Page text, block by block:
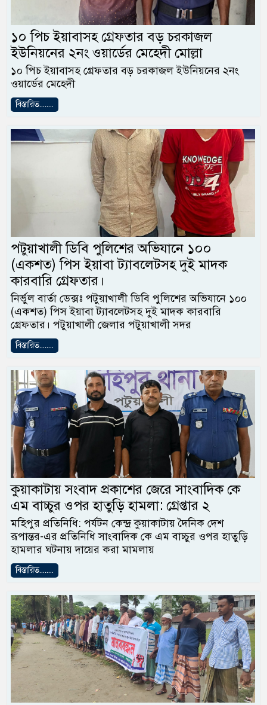
১০ পিচ ইয়াবাসহ গ্রেফতার বড় চরকাজল
ইউনিয়নের ২নং ওয়ার্ডের মেহেদী মোল্লা
১০ পিচ ইয়াবাসহ গ্রেফতার বড় চরকাজল ইউনিয়নের ২নং
ওয়ার্ডের মেহেদী
বিস্তারিত........
পটুয়াখালী ডিবি পুলিশের অভিযানে ১০০
(একশত) পিস ইয়াবা ট্যাবলেটসহ দুই মাদক
কারবারি গ্রেফতার।
নির্ভুল বার্তা ডেক্সঃ পটুয়াখালী ডিবি পুলিশের অভিযানে ১০০
(একশত) পিস ইয়াবা ট্যাবলেটসহ দুই মাদক কারবারি
গ্রেফতার। পটুয়াখালী জেলার পটুয়াখালী সদর
বিস্তারিত........
কুয়াকাটায় সংবাদ প্রকাশের জেরে সাংবাদিক কে
এম বাচ্চুর ওপর হাতুড়ি হামলা: গ্রেপ্তার ২
মহিপুর প্রতিনিধি: পর্যটন কেন্দ্র কুয়াকাটায় দৈনিক দেশ
রূপান্তর-এর প্রতিনিধি সাংবাদিক কে এম বাচ্চুর ওপর হাতুড়ি
হামলার ঘটনায় দায়ের করা মামলায়
বিস্তারিত........